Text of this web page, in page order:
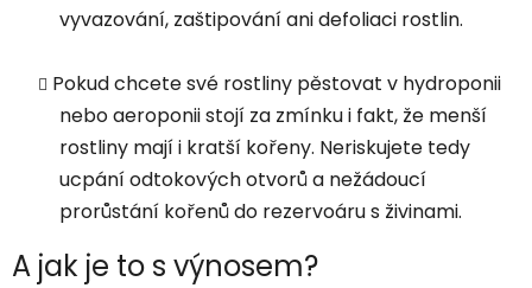
vyvazování, zaštipování ani defoliaci rostlin.
Pokud chcete své rostliny pěstovat v hydroponii
nebo aeroponii stojí za zmínku i fakt, že menší
rostliny mají i kratší kořeny. Neriskujete tedy
ucpání odtokových otvorů a nežádoucí
prorůstání kořenů do rezervoáru s živinami.
A jak je to s výnosem?